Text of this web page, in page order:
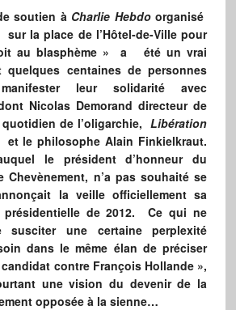
soutien à Charlie Hebdoorganisé
sur la place de l’Hôtel-de-Ville pour
au blasphème » a été un vrai
centaines de personnes
leur solidarité avec
Nicolas Demorand directeur de
quotidien de l’oligarchie,Libération
et le philosophe Alain Finkielkraut.
le président d’honneur du
Chevènement, n’a pas souhaité se
la veille officiellement sa
présidentielle de 2012. Ce qui ne
susciter une certaine perplexité
dans le même élan de préciser
candidat contre François Hollande »,
une vision du devenir de la
opposée à la sienne…